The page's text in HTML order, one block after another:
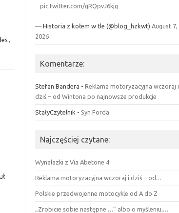
,
pic.twitter.com/gRQpvJ6kjg
— Historia z kołem w tle (@blog_hzkwt)August 7,
2026
Komentarze:
Stefan Bandera -Reklama motoryzacyjna wczoraj i
dziś – od Wintona po najnowsze produkcje
StałyCzytelnik - Syn Forda
Najczęściej czytane:
Wynalazki z Via Abetone 4
Reklama motoryzacyjna wczoraj i dziś – od…
Polskie przedwojenne motocykle od A do Z
„Zrobicie sobie następne …” albo o myśleniu,…